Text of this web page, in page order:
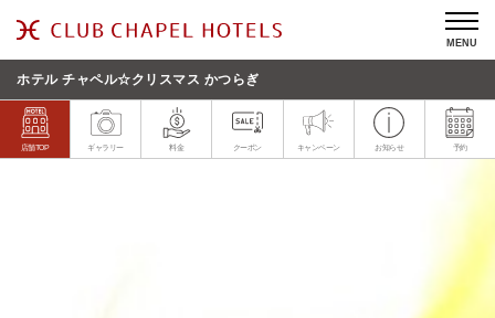
MENU
ホテル チャペル☆クリスマス かつらぎ
店舗TOP ギャラリー 料金 クーポン キャンペーン お知らせ 予約